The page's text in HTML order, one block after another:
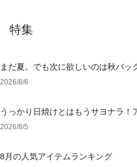
特集
まだ夏。でも次に欲しいのは秋バッ
2026/8/6
うっかり日焼けとはもうサヨナラ！
ェア
2026/8/5
8月の人気アイテムランキング